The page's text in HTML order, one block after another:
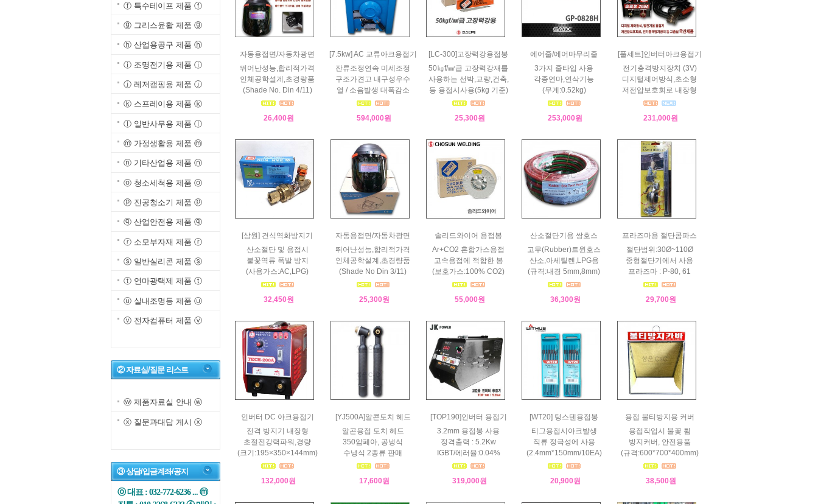
ⓕ 특수테이프 제품 ⓕ
ⓖ 그리스윤활 제품 ⓖ
ⓗ 산업용공구 제품 ⓗ
ⓘ 조명전기용 제품 ⓘ
ⓙ 레저캠핑용 제품 ⓙ
ⓚ 스프레이용 제품 ⓚ
ⓛ 일반사무용 제품 ⓛ
ⓜ 가정생활용 제품 ⓜ
ⓝ 기타산업용 제품 ⓝ
ⓞ 청소세척용 제품 ⓞ
ⓟ 진공청소기 제품 ⓟ
ⓠ 산업안전용 제품 ⓠ
ⓡ 소모부자재 제품 ⓡ
ⓢ 일반실리콘 제품 ⓢ
ⓣ 연마광택제 제품 ⓣ
ⓤ 실내조명등 제품 ⓤ
ⓥ 전자컴퓨터 제품 ⓥ
② 자료실/질문 리스트
ⓦ 제품자료실 안내 ⓦ
ⓧ 질문과대답 게시 ⓧ
③ 상담/입금계좌/공지
ⓞ 대표 : 032-772-6236 ... ⓜ
자동용접면/자동차광면
뛰어난성능,합리적가격
인체공학설계,초경량품
(Shade No. Din 4/11)
26,400원
[7.5kw] AC 교류아크용접기
잔류조정연속 미세조정
구조가견고 내구성우수
열 / 소음발생 대폭감소
594,000원
[LC-300]고장력강용접봉
50㎏f/㎟급 고장력강재를
사용하는 선박,교량,건축,
등 용접시사용(5kg 기준)
25,300원
에어줄/에어마무리줄
3가지 줄타입 사용
각종연마,연삭기능
(무게:0.52kg)
253,000원
[풀세트]인버터아크용접기
전기충격방지장치 (3V)
디지털제어방식,초소형
저전압보호회로 내장형
231,000원
[삼원] 건식역화방지기
산소절단 및 용접시
불꽃역류 폭발 방지
(사용가스:AC,LPG)
32,450원
자동용접면/자동차광면
뛰어난성능,합리적가격
인체공학설계,초경량품
(Shade No Din 3/11)
25,300원
솔리드와이어 용접봉
Ar+CO2 혼합가스용접
고속용접에 적합한 봉
(보호가스:100% CO2)
55,000원
산소절단기용 쌍호스
고무(Rubber)트윈호스
산소,아세틸렌,LPG용
(규격:내경 5mm,8mm)
36,300원
프라즈마용 절단콤파스
절단범위:30Ø~110Ø
중형절단기에서 사용
프라즈마 : P-80, 61
29,700원
인버터 DC 아크용접기
전격 방지기 내장형
초절전강력파워,경량
(크기:195×350×144mm)
132,000원
[YJ500A]알콘토치 헤드
알곤용접 토치 헤드
350암페아, 공냉식
수냉식 2종류 판매
17,600원
[TOP190]인버터 용접기
3.2mm 용접봉 사용
정격출력 : 5.2Kw
IGBT/에러율:0.04%
319,000원
[WT20] 텅스텐용접봉
티그용접시아크발생
직류 정극성에 사용
(2.4mm*150mm/10EA)
20,900원
용접 불티방지용 커버
용접작업시 불꽃 튐
방지커버, 안전용품
(규격:600*700*400mm)
38,500원